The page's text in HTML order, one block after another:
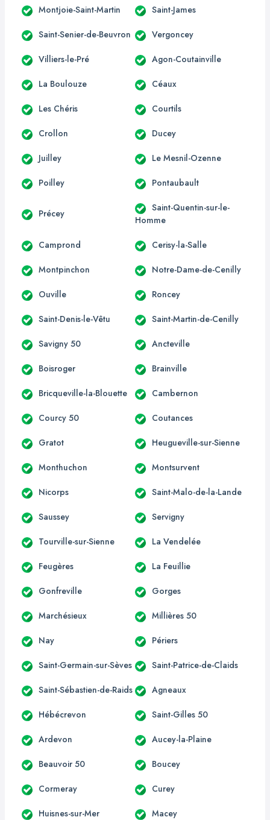
Montjoie-Saint-Martin Saint-James
Saint-Senier-de-Beuvron Vergoncey
Villiers-le-Pré Agon-Coutainville
La Boulouze Céaux
Les Chéris Courtils
Crollon Ducey
Juilley Le Mesnil-Ozenne
Poilley Pontaubault
Précey
Saint-Quentin-sur-le-
Homme
Camprond Cerisy-la-Salle
Montpinchon Notre-Dame-de-Cenilly
Ouville Roncey
Saint-Denis-le-Vêtu Saint-Martin-de-Cenilly
Savigny 50 Ancteville
Boisroger Brainville
Bricqueville-la-Blouette Cambernon
Courcy 50 Coutances
Gratot Heugueville-sur-Sienne
Monthuchon Montsurvent
Nicorps Saint-Malo-de-la-Lande
Saussey Servigny
Tourville-sur-Sienne La Vendelée
Feugères La Feuillie
Gonfreville Gorges
Marchésieux Millières 50
Nay Périers
Saint-Germain-sur-Sèves Saint-Patrice-de-Claids
Saint-Sébastien-de-Raids Agneaux
Hébécrevon Saint-Gilles 50
Ardevon Aucey-la-Plaine
Beauvoir 50 Boucey
Cormeray Curey
Huisnes-sur-Mer Macey